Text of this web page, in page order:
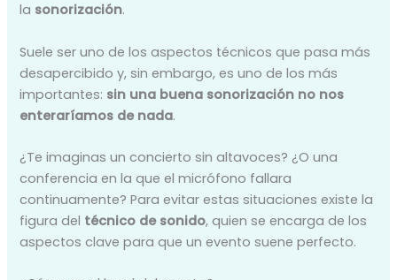
la sonorización.
Suele ser uno de los aspectos técnicos que pasa más
desapercibido y, sin embargo, es uno de los más
importantes: sin una buena sonorización no nos
enteraríamos de nada.
¿Te imaginas un concierto sin altavoces? ¿O una
conferencia en la que el micrófono fallara
continuamente? Para evitar estas situaciones existe la
figura del técnico de sonido, quien se encarga de los
aspectos clave para que un evento suene perfecto.